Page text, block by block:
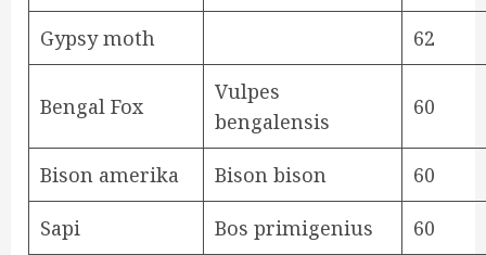
Gypsy moth 62
Bengal Fox
Vulpes
bengalensis
60
Bison amerika Bison bison 60
Sapi Bos primigenius 60